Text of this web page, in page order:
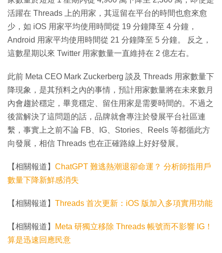
活躍在 Threads 上的用家，其逗留在平台的時間也愈來愈
少，如 iOS 用家平均使用時間從 19 分鐘降至 4 分鐘，
Android 用家平均使用時間從 21 分鐘降至 5 分鐘。 反之，
這數星期以來 Twitter 用家數量一直維持在 2 億左右。
此前 Meta CEO Mark Zuckerberg 談及 Threads 用家數量下
降現象，是其預料之內的事情，預計用家數量將在未來數月
內會趨於穩定，畢竟穩定、留住用家是需要時間的。不過之
後當解決了這問題的話，品牌就會專注於發展平台社區連
繫，事實上之前不論 FB、IG、Stories、Reels 等都循此方
向發展，相信 Threads 也在正確路線上好好發展。
【相關報道】 ChatGPT 難逃熱潮退卻命運？ 分析師指用戶
數量下降新鮮感消失
【相關報道】 Threads 首次更新：iOS 版加入多項實用功能
【相關報道】
Meta 研獨立移除 Threads 帳號而不影響 IG！
算是迅速回應民意